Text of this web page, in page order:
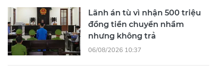
Lãnh án tù vì nhận 500 triệu
đồng tiền chuyển nhầm
nhưng không trả
06/08/2026 10:37